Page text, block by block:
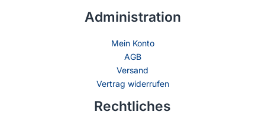
Administration
Mein Konto
AGB
Versand
Vertrag widerrufen
Rechtliches